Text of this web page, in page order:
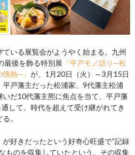
いる展覧会がようやく始まる。九州
最後を飾る特別展 「平戸モノ語り—松
熱—」 が、1月20日（火）～3月15日
平戸藩主だった松浦家、9代藩主松浦
だ10代藩主熈に焦点を当て、平戸藩
して、時代を超えて受け継がれてき
。
好きだったという好奇心旺盛で“記録
ものを収集していたという。その収集